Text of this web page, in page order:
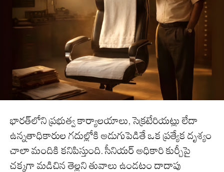
భారత్‌లోని ప్రభుత్వ కార్యాలయాలు, సెక్రటేరియట్లు లేదా
ఉన్నతాధికారుల గదుల్లోకి అడుగుపెడితే ఒక ప్రత్యేక దృశ్యం
చాలా మందికి కనిపిస్తుంది. సీనియర్ అధికారి కుర్చీపై
చక్కగా మడిచిన తెల్లని తువాలు ఉండటం దాదాపు